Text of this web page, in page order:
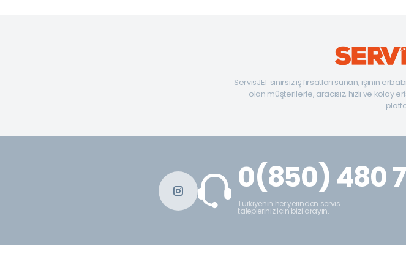
ServisJET sınırsız iş fırsatları sunan, işinin
olan müşterilerle, aracısız, hızlı ve kolay
0(850) 480
Türkiyenin her yerinden servis
talepleriniz için bizi arayın.